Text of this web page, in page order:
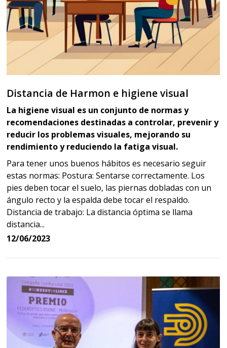
Distancia de Harmon e higiene visual
La higiene visual es un conjunto de normas y
recomendaciones destinadas a controlar, prevenir y
reducir los problemas visuales, mejorando su
rendimiento y reduciendo la fatiga visual.
Para tener unos buenos hábitos es necesario seguir
estas normas: Postura: Sentarse correctamente. Los
pies deben tocar el suelo, las piernas dobladas con un
ángulo recto y la espalda debe tocar el respaldo.
Distancia de trabajo: La distancia óptima se llama
distancia...
12/06/2023